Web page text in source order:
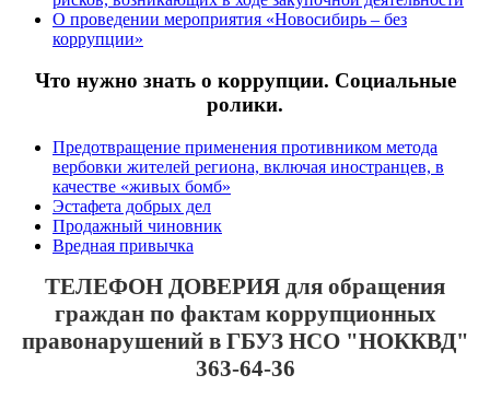
О проведении мероприятия «Новосибирь – без
коррупции»
Что нужно знать о коррупции. Социальные
ролики.
Предотвращение применения противником метода
вербовки жителей региона, включая иностранцев, в
качестве «живых бомб»
Эстафета добрых дел
Продажный чиновник
Вредная привычка
ТЕЛЕФОН ДОВЕРИЯ для обращения
граждан по фактам коррупционных
правонарушений в ГБУЗ НСО "НОККВД"
363-64-36